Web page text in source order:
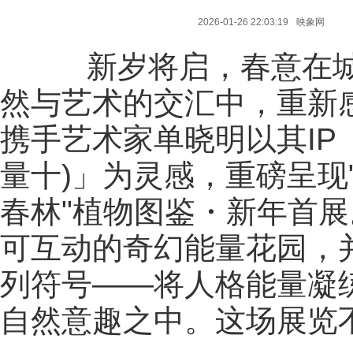
2026-01-26 22:03:19 映象网
新岁将启，春意在城
然与艺术的交汇中，重新
携手艺术家单晓明以其IP
量十)」为灵感，重磅呈
春林"植物图鉴・新年首
可互动的奇幻能量花园，
列符号——将人格能量凝
自然意趣之中。这场展